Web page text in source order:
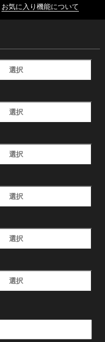
お気に入り機能について
選択
選択
選択
選択
選択
選択